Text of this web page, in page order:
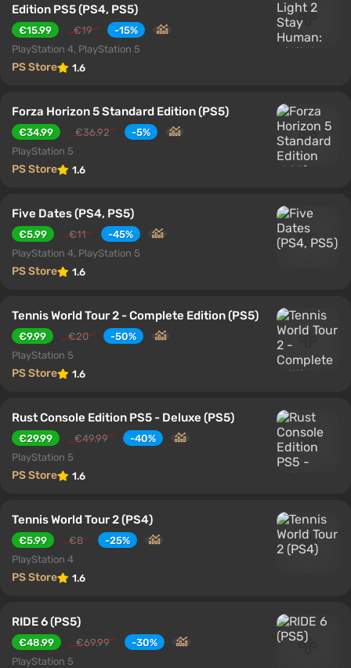
Edition PS5 (PS4, PS5)
€15.99 €19
-15%
PlayStation 4, PlayStation 5
PS Store 1.6
Forza Horizon 5 Standard Edition (PS5)
€34.99 €36.92
-5%
PlayStation 5
PS Store 1.6
Five Dates (PS4, PS5)
€5.99 €11
-45%
PlayStation 4, PlayStation 5
PS Store 1.6
Tennis World Tour 2 - Complete Edition (PS5)
€9.99 €20
-50%
PlayStation 5
PS Store 1.6
Rust Console Edition PS5 - Deluxe (PS5)
€29.99 €49.99
-40%
PlayStation 5
PS Store 1.6
Tennis World Tour 2 (PS4)
€5.99 €8
-25%
PlayStation 4
PS Store 1.6
RIDE 6 (PS5)
€48.99 €69.99
-30%
PlayStation 5